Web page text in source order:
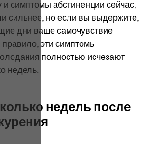
и симптомы абстиненции сейчас,
сильнее, но если вы выдержите,
дни ваше самочувствие
правило, эти симптомы
полностью исчезают
недель.
недель после